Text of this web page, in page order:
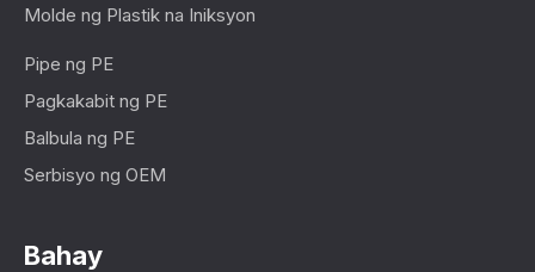
Molde ng Plastik na Iniksyon
Pipe ng PE
Pagkakabit ng PE
Balbula ng PE
Serbisyo ng OEM
Bahay